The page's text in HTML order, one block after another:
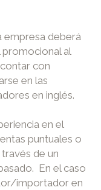
empresa deberá
al
con
en las
en inglés.
en el
puntuales o
de un
En el caso
importador en